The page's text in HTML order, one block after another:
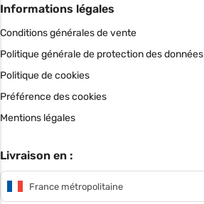
Informations légales
Conditions générales de vente
Politique générale de protection des données
Politique de cookies
Préférence des cookies
Mentions légales
Livraison en :
France métropolitaine